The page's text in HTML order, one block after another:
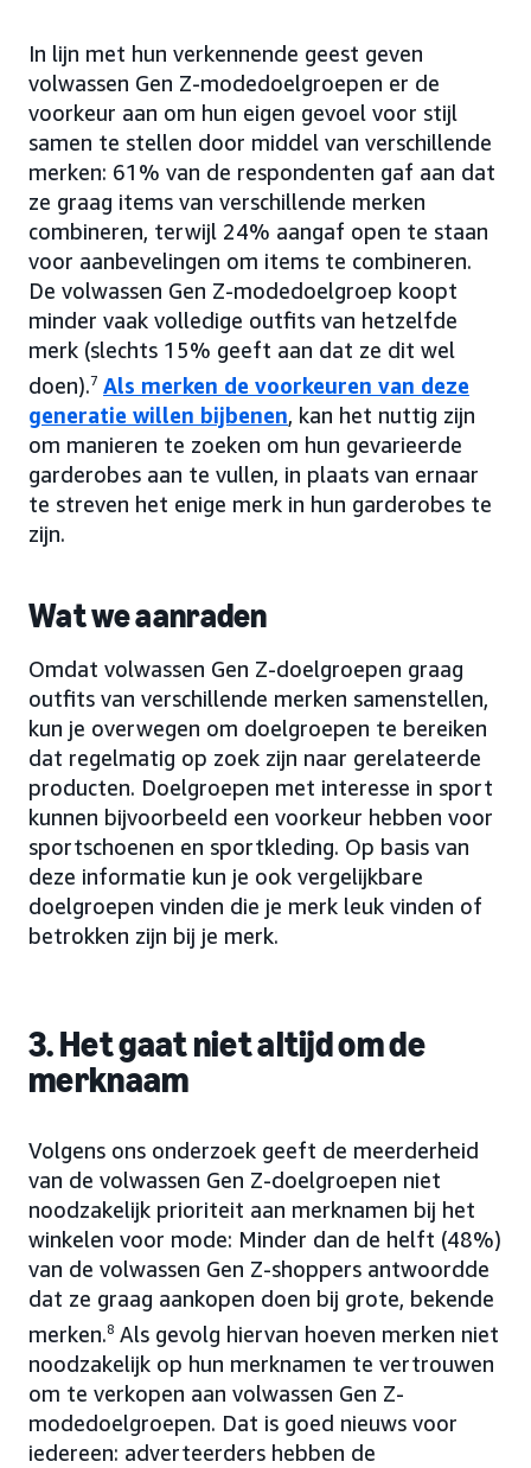
In lijn met hun verkennende geest geven
volwassen Gen Z-modedoelgroepen er de
voorkeur aan om hun eigen gevoel voor stijl
samen te stellen door middel van verschillende
merken: 61% van de respondenten gaf aan dat
ze graag items van verschillende merken
combineren, terwijl 24% aangaf open te staan
voor aanbevelingen om items te combineren.
De volwassen Gen Z-modedoelgroep koopt
minder vaak volledige outfits van hetzelfde
merk (slechts 15% geeft aan dat ze dit wel
doen).7 Als merken de voorkeuren van deze
generatie willen bijbenen, kan het nuttig zijn
om manieren te zoeken om hun gevarieerde
garderobes aan te vullen, in plaats van ernaar
te streven het enige merk in hun garderobes te
zijn.
Wat we aanraden
Omdat volwassen Gen Z-doelgroepen graag
outfits van verschillende merken samenstellen,
kun je overwegen om doelgroepen te bereiken
dat regelmatig op zoek zijn naar gerelateerde
producten. Doelgroepen met interesse in sport
kunnen bijvoorbeeld een voorkeur hebben voor
sportschoenen en sportkleding. Op basis van
deze informatie kun je ook vergelijkbare
doelgroepen vinden die je merk leuk vinden of
betrokken zijn bij je merk.
3. Het gaat niet altijd om de
merknaam
Volgens ons onderzoek geeft de meerderheid
van de volwassen Gen Z-doelgroepen niet
noodzakelijk prioriteit aan merknamen bij het
winkelen voor mode: Minder dan de helft (48%)
van de volwassen Gen Z-shoppers antwoordde
dat ze graag aankopen doen bij grote, bekende
merken.8 Als gevolg hiervan hoeven merken niet
noodzakelijk op hun merknamen te vertrouwen
om te verkopen aan volwassen Gen Z-
modedoelgroepen. Dat is goed nieuws voor
iedereen: adverteerders hebben de